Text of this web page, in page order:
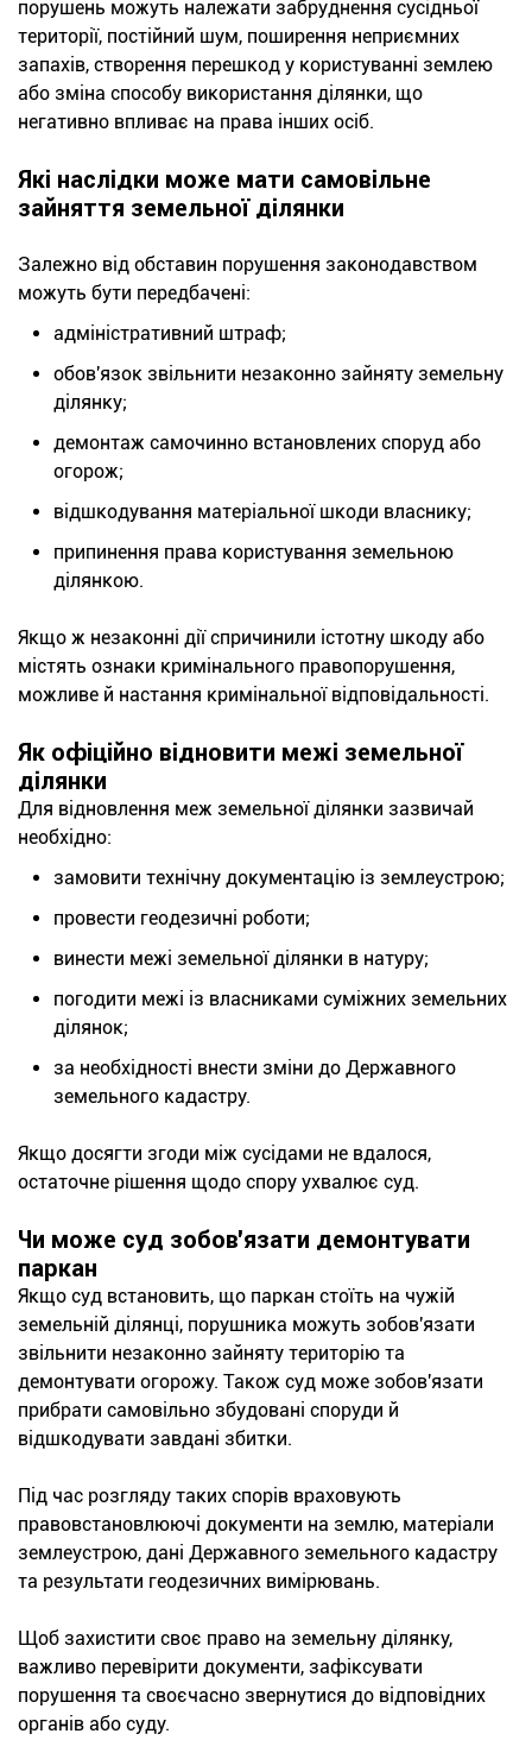
порушень можуть належати забруднення сусідньої
території, постійний шум, поширення неприємних
запахів, створення перешкод у користуванні землею
або зміна способу використання ділянки, що
негативно впливає на права інших осіб.
Які наслідки може мати самовільне
зайняття земельної ділянки
Залежно від обставин порушення законодавством
можуть бути передбачені:
адміністративний штраф;
обов'язок звільнити незаконно зайняту земельну
ділянку;
демонтаж самочинно встановлених споруд або
огорож;
відшкодування матеріальної шкоди власнику;
припинення права користування земельною
ділянкою.
Якщо ж незаконні дії спричинили істотну шкоду або
містять ознаки кримінального правопорушення,
можливе й настання кримінальної відповідальності.
Як офіційно відновити межі земельної
ділянки
Для відновлення меж земельної ділянки зазвичай
необхідно:
замовити технічну документацію із землеустрою;
провести геодезичні роботи;
винести межі земельної ділянки в натуру;
погодити межі із власниками суміжних земельних
ділянок;
за необхідності внести зміни до Державного
земельного кадастру.
Якщо досягти згоди між сусідами не вдалося,
остаточне рішення щодо спору ухвалює суд.
Чи може суд зобов'язати демонтувати
паркан
Якщо суд встановить, що паркан стоїть на чужій
земельній ділянці, порушника можуть зобов'язати
звільнити незаконно зайняту територію та
демонтувати огорожу. Також суд може зобов'язати
прибрати самовільно збудовані споруди й
відшкодувати завдані збитки.
Під час розгляду таких спорів враховують
правовстановлюючі документи на землю, матеріали
землеустрою, дані Державного земельного кадастру
та результати геодезичних вимірювань.
Щоб захистити своє право на земельну ділянку,
важливо перевірити документи, зафіксувати
порушення та своєчасно звернутися до відповідних
органів або суду.